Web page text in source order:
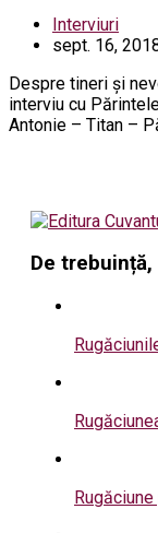
Interviuri
sept. 16,
Despre tineri și
interviu cu
Antonie – Titan –
De